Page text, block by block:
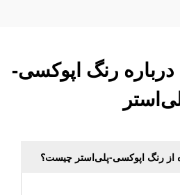
رنگ اپوکسی-
از رنگ اپوکسی-پلی‌استر چیست؟